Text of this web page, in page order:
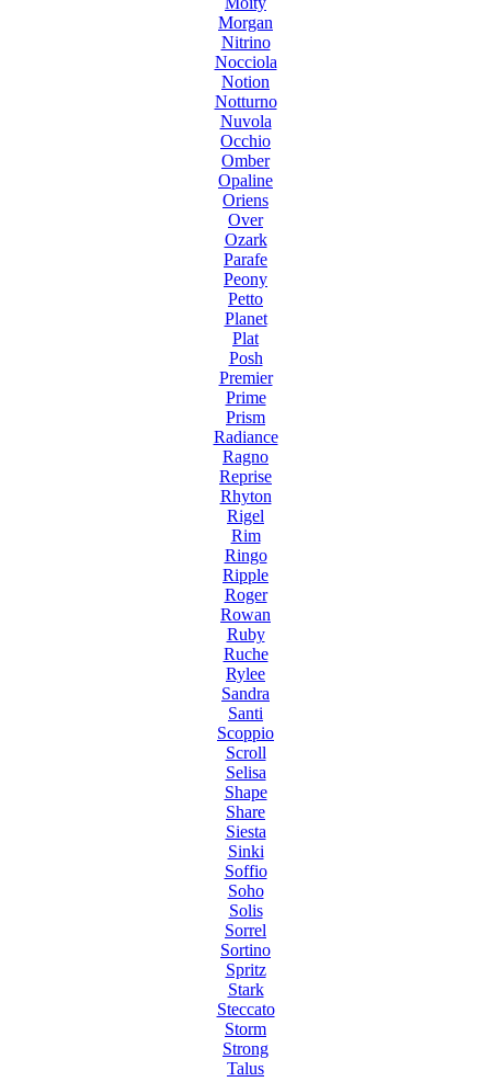
Morgan
Nitrino
Nocciola
Notion
Notturno
Nuvola
Occhio
Omber
Opaline
Oriens
Over
Ozark
Parafe
Peony
Petto
Planet
Plat
Posh
Premier
Prime
Prism
Radiance
Ragno
Reprise
Rhyton
Rigel
Rim
Ringo
Ripple
Roger
Rowan
Ruby
Ruche
Rylee
Sandra
Santi
Scoppio
Scroll
Selisa
Shape
Share
Siesta
Sinki
Soffio
Soho
Solis
Sorrel
Sortino
Spritz
Stark
Steccato
Storm
Strong
Talus